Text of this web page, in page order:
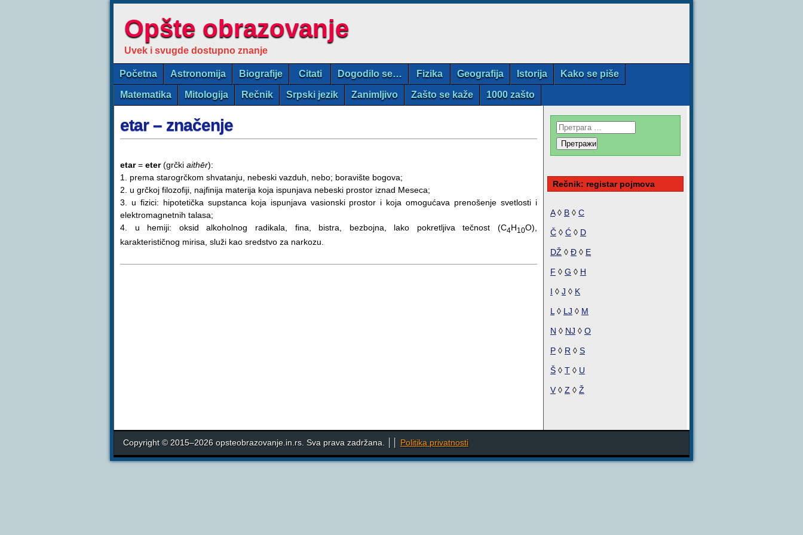
Opšte obrazovanje
Uvek i svugde dostupno znanje
Početna Astronomija Biografije Citati Dogodilo se… Fizika Geografija Istorija Kako se piše
Matematika Mitologija Rečnik Srpski jezik Zanimljivo Zašto se kaže 1000 zašto
etar – značenje
etar= eter(grčki aithēr):
1. prema starogrčkom shvatanju, nebeski vazduh, nebo; boravište bogova;
2. u grčkoj filozofiji, najfinija materija koja ispunjava nebeski prostor iznad Meseca;
3. u fizici: hipotetička supstanca koja ispunjava vasionski prostor i koja omogućava prenošenje svetlosti i
elektromagnetnih talasa;
4. u hemiji: oksid alkoholnog radikala, fina, bistra, bezbojna, lako pokretljiva tečnost (C4H10O),
karakterističnog mirisa, služi kao sredstvo za narkozu.
Rečnik: registar pojmova
A◊ B ◊ C
Č ◊ Ć ◊ D
DŽ ◊ Đ ◊ E
F ◊ G ◊ H
I ◊ J ◊ K
L ◊ LJ ◊ M
N ◊ NJ ◊ O
P ◊ R ◊ S
Š ◊ T ◊ U
V ◊ Z ◊ Ž
Copyright © 2015–2026 opsteobrazovanje.in.rs. Sva prava zadržana. ││ Politika privatnosti